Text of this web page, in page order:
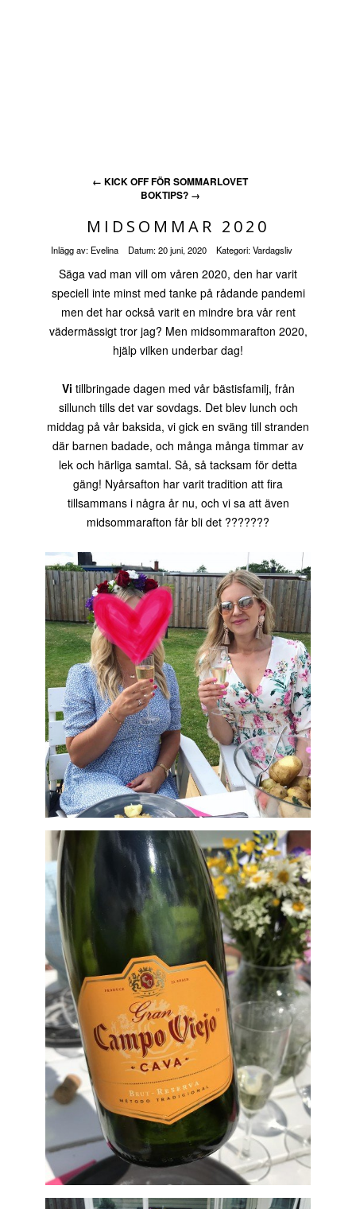
← KICK OFF FÖR SOMMARLOVET
BOKTIPS? →
MIDSOMMAR 2020
Inlägg av: Evelina Datum:20 juni, 2020 Kategori:Vardagsliv
Säga vad man vill om våren 2020, den har varit
speciell inte minst med tanke på rådande pandemi
men det har också varit en mindre bra vår rent
vädermässigt tror jag? Men midsommarafton 2020,
hjälp vilken underbar dag!
Vi tillbringade dagen med vår bästisfamilj, från
sillunch tills det var sovdags. Det blev lunch och
middag på vår baksida, vi gick en sväng till stranden
där barnen badade, och många många timmar av
lek och härliga samtal. Så, så tacksam för detta
gäng! Nyårsafton har varit tradition att fira
tillsammans i några år nu, och vi sa att även
midsommarafton får bli det ???????